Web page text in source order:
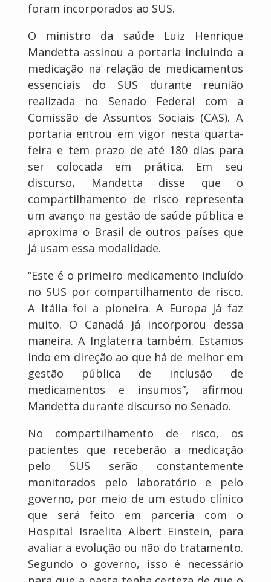
foram incorporados ao SUS.
O ministro da saúde Luiz Henrique
Mandetta assinou a portaria incluindo a
medicação na relação de medicamentos
essenciais do SUS durante reunião
realizada no Senado Federal com a
Comissão de Assuntos Sociais (CAS). A
portaria entrou em vigor nesta quarta-
feira e tem prazo de até 180 dias para
ser colocada em prática. Em seu
discurso, Mandetta disse que o
compartilhamento de risco representa
um avanço na gestão de saúde pública e
aproxima o Brasil de outros países que
já usam essa modalidade.
“Este é o primeiro medicamento incluído
no SUS por compartilhamento de risco.
A Itália foi a pioneira. A Europa já faz
muito. O Canadá já incorporou dessa
maneira. A Inglaterra também. Estamos
indo em direção ao que há de melhor em
gestão pública de inclusão de
medicamentos e insumos”, afirmou
Mandetta durante discurso no Senado.
No compartilhamento de risco, os
pacientes que receberão a medicação
pelo SUS serão constantemente
monitorados pelo laboratório e pelo
governo, por meio de um estudo clínico
que será feito em parceria com o
Hospital Israelita Albert Einstein, para
avaliar a evolução ou não do tratamento.
Segundo o governo, isso é necessário